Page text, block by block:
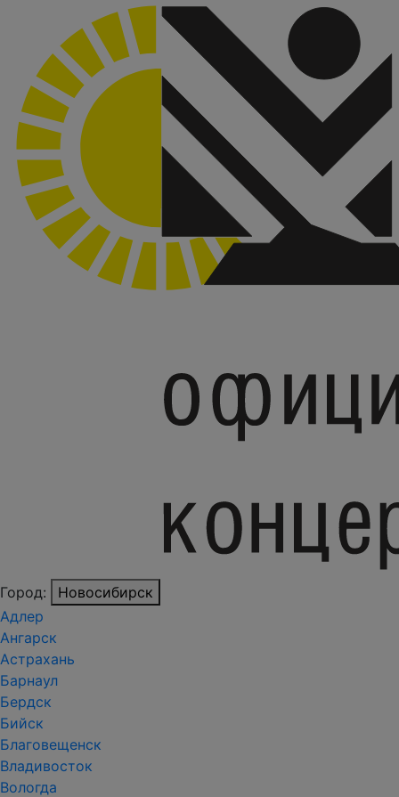
Город:
Новосибирск
Адлер
Ангарск
Астрахань
Барнаул
Бердск
Бийск
Благовещенск
Владивосток
Вологда